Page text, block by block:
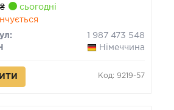
₴
сьогодні
1 987 473 548
Німеччина
Код: 9219-57